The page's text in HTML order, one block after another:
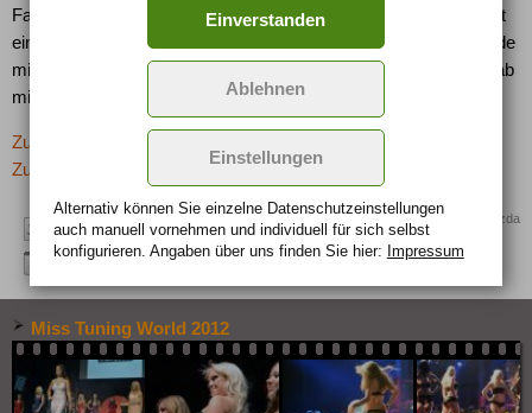
Fahrzeuggattung mit dem Komfort und der Verarbeitungsqualität
einer Limousine. Mazda bietet den neuen BT-50 zum Jahresende
mit zwei Aufbauten an: Als Doppelkabine (XL-Cab) und als L-Cab
mit Freestyle-Türen à la Mazda RX-8.
Zurück zur letzten Seite
Zur Übersicht: -> Kurioses
Quelle: Mazda
Miss Tuning World 2012
Einverstanden
Ablehnen
Einstellungen
Alternativ können Sie einzelne Datenschutz­ein­stellungen
auch manuell vor­nehmen und indivi­duell für sich selbst
konfigurieren. Angaben über uns finden Sie hier: Impressum